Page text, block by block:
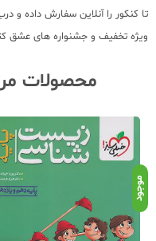
تا کنکور را آنلاین سفارش داده و
ویژه تخفیف و جشنواره های عشق
محصولات
موجود